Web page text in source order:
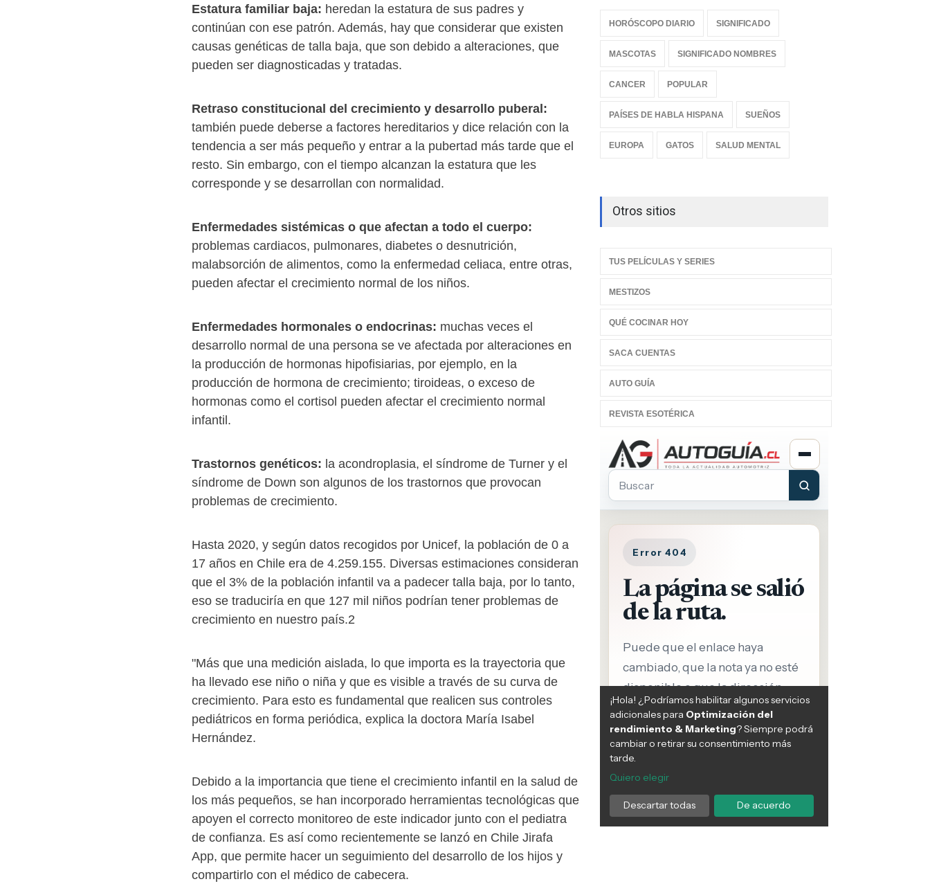
Estatura familiar baja: heredan la estatura de sus padres y
continúan con ese patrón. Además, hay que considerar que existen
causas genéticas de talla baja, que son debido a alteraciones, que
pueden ser diagnosticadas y tratadas.
Retraso constitucional del crecimiento y desarrollo puberal:
también puede deberse a factores hereditarios y dice relación con la
tendencia a ser más pequeño y entrar a la pubertad más tarde que el
resto. Sin embargo, con el tiempo alcanzan la estatura que les
corresponde y se desarrollan con normalidad.
Enfermedades sistémicas o que afectan a todo el cuerpo:
problemas cardiacos, pulmonares, diabetes o desnutrición,
malabsorción de alimentos, como la enfermedad celiaca, entre otras,
pueden afectar el crecimiento normal de los niños.
Enfermedades hormonales o endocrinas: muchas veces el
desarrollo normal de una persona se ve afectada por alteraciones en
la producción de hormonas hipofisiarias, por ejemplo, en la
producción de hormona de crecimiento; tiroideas, o exceso de
hormonas como el cortisol pueden afectar el crecimiento normal
infantil.
Trastornos genéticos: la acondroplasia, el síndrome de Turner y el
síndrome de Down son algunos de los trastornos que provocan
problemas de crecimiento.
Hasta 2020, y según datos recogidos por Unicef, la población de 0 a
17 años en Chile era de 4.259.155. Diversas estimaciones consideran
que el 3% de la población infantil va a padecer talla baja, por lo tanto,
eso se traduciría en que 127 mil niños podrían tener problemas de
crecimiento en nuestro país.2
"Más que una medición aislada, lo que importa es la trayectoria que
ha llevado ese niño o niña y que es visible a través de su curva de
crecimiento. Para esto es fundamental que realicen sus controles
pediátricos en forma periódica, explica la doctora María Isabel
Hernández.
Debido a la importancia que tiene el crecimiento infantil en la salud de
los más pequeños, se han incorporado herramientas tecnológicas que
apoyen el correcto monitoreo de este indicador junto con el pediatra
de confianza. Es así como recientemente se lanzó en Chile Jirafa
App, que permite hacer un seguimiento del desarrollo de los hijos y
compartirlo con el médico de cabecera.
HORÓSCOPO DIARIO SIGNIFICADO
MASCOTAS SIGNIFICADO NOMBRES
CANCER POPULAR
PAÍSES DE HABLA HISPANA SUEÑOS
EUROPA GATOS SALUD MENTAL
Otros sitios
TUS PELÍCULAS Y SERIES
MESTIZOS
QUÉ COCINAR HOY
SACA CUENTAS
AUTO GUÍA
REVISTA ESOTÉRICA